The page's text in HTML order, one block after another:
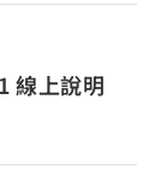
線上說明